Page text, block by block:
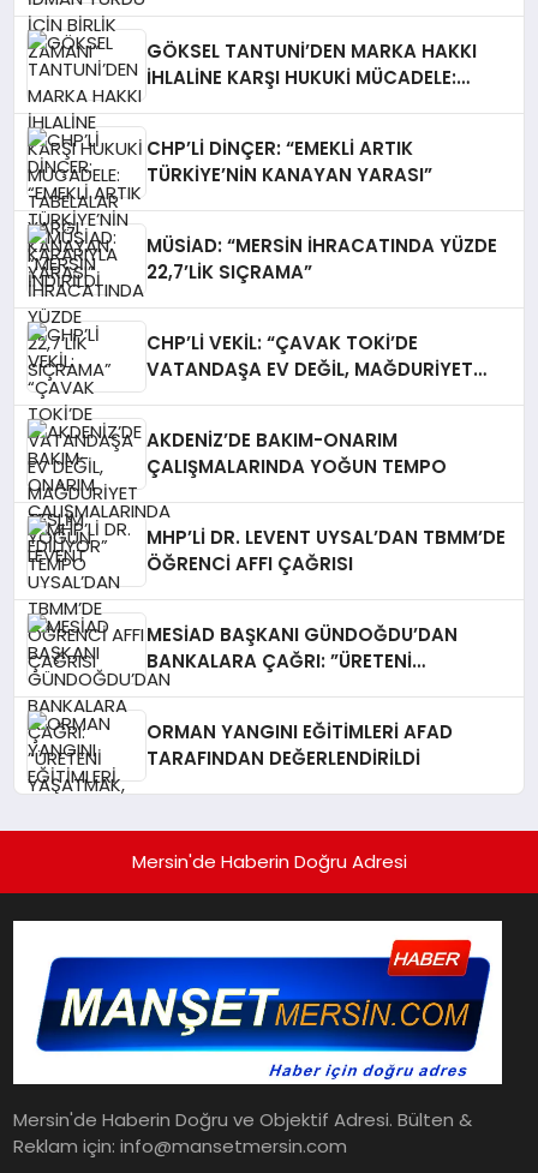
GÖKSEL TANTUNİ’DEN MARKA HAKKI
İHLALİNE KARŞI HUKUKİ MÜCADELE:
CHP’Lİ DİNÇER: “EMEKLİ ARTIK
TÜRKİYE’NİN KANAYAN YARASI”
MÜSİAD: “MERSİN İHRACATINDA YÜZDE
22,7’LİK SIÇRAMA”
CHP’Lİ VEKİL: “ÇAVAK TOKİ’DE
VATANDAŞA EV DEĞİL, MAĞDURİYET
AKDENİZ’DE BAKIM-ONARIM
ÇALIŞMALARINDA YOĞUN TEMPO
MHP’Lİ DR. LEVENT UYSAL’DAN TBMM’DE
ÖĞRENCİ AFFI ÇAĞRISI
MESİAD BAŞKANI GÜNDOĞDU’DAN
BANKALARA ÇAĞRI: ​”ÜRETENİ
YAŞATMAK, TÜRKİYE EKONOMİSİNİ
ORMAN YANGINI EĞİTİMLERİ AFAD
TARAFINDAN DEĞERLENDİRİLDİ
Mersin'de Haberin Doğru Adresi
Mersin'de Haberin Doğru ve Objektif Adresi. Bülten &
Reklam için: info@mansetmersin.com